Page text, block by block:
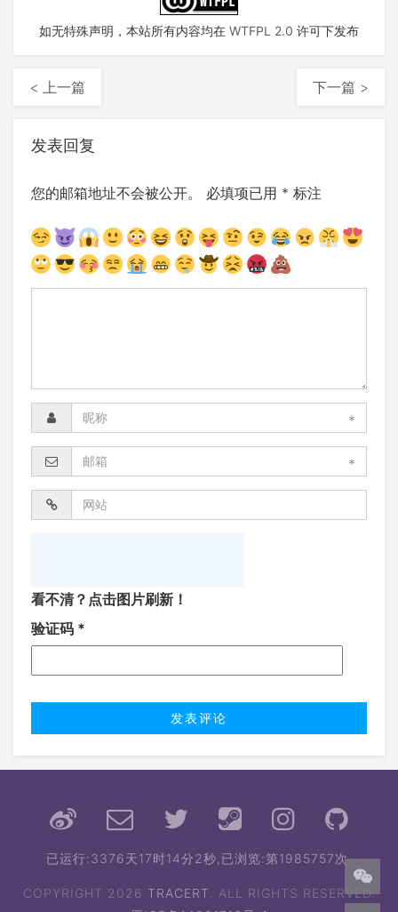
如无特殊声明，本站所有内容均在 WTFPL 2.0 许可下发布
< 上一篇 下一篇 >
发表回复
您的邮箱地址不会被公开。 必填项已用 * 标注
*
*
看不清？点击图片刷新！
验证码 *
已运行:3376天17时14分2秒 ,已浏览:第1985757次.
COPYRIGHT 2026 TRACERT . ALL RIGHTS RESERVED.